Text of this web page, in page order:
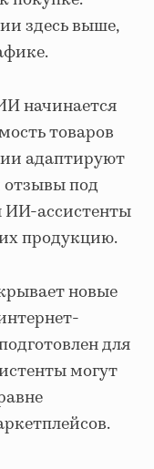
здесь выше,
начинается
товаров
адаптируют
отзывы под
ассистенты
продукцию.
новые
для
могут